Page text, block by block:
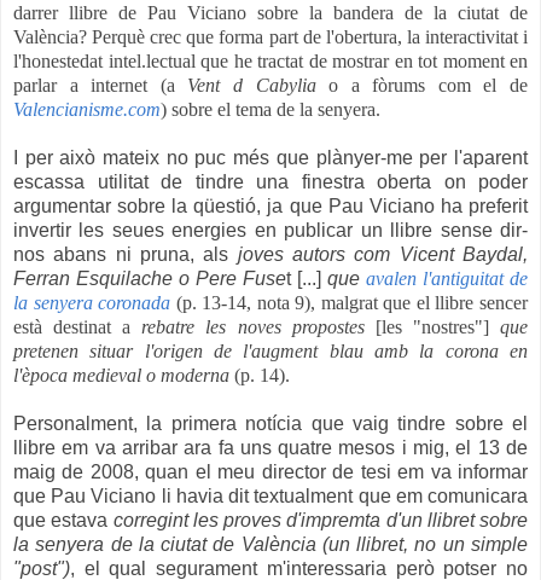
darrer llibre de Pau Viciano sobre la bandera de la ciutat de
València? Perquè crec que forma part de l'obertura, la interactivitat i
l'honestedat intel.lectual que he tractat de mostrar en tot moment en
parlar a internet (a Vent d Cabyliao a fòrums com el de
Valencianisme.com) sobre el tema de la senyera.
I per això mateix no puc més que plànyer-me per l'aparent
escassa utilitat de tindre una finestra oberta on poder
argumentar sobre la qüestió, ja que Pau Viciano ha preferit
invertir les seues energies en publicar un llibre sense dir-
nos abans ni pruna, als joves autors com Vicent Baydal,
Ferran Esquilache o Pere Fuset [...] que avalen l'antiguitat de
la senyera coronada (p. 13-14, nota 9), malgrat que el llibre sencer
està destinat a rebatre les noves propostes[les "nostres"]que
pretenen situar l'origen de l'augment blau amb la corona en
l'època medieval o moderna (p. 14).
Personalment, la primera notícia que vaig tindre sobre el
llibre em va arribar ara fa uns quatre mesos i mig, el 13 de
maig de 2008, quan el meu director de tesi em va informar
que Pau Viciano li havia dit textualment que em comunicara
que estava corregint les proves d'impremta d'un llibret sobre
la senyera de la ciutat de València (un llibret, no un simple
"post"), el qual segurament m'interessaria però potser no